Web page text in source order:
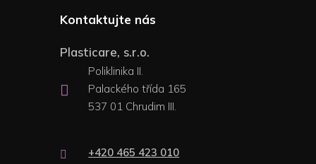
Kontaktujte nás
Plasticare, s.r.o.
Poliklinika II.
Palackého třída 165
537 01 Chrudim III.
+420 465 423 010